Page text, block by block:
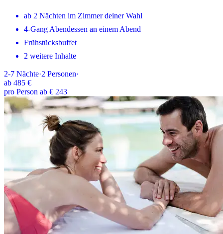
ab 2 Nächten im Zimmer deiner Wahl
4-Gang Abendessen an einem Abend
Frühstücksbuffet
2 weitere Inhalte
2-7 Nächte·2 Personen·
ab 485 €
pro Person ab € 243